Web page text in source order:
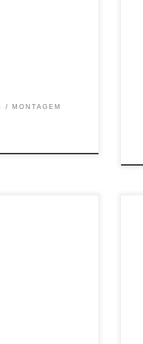
MONTAGEM